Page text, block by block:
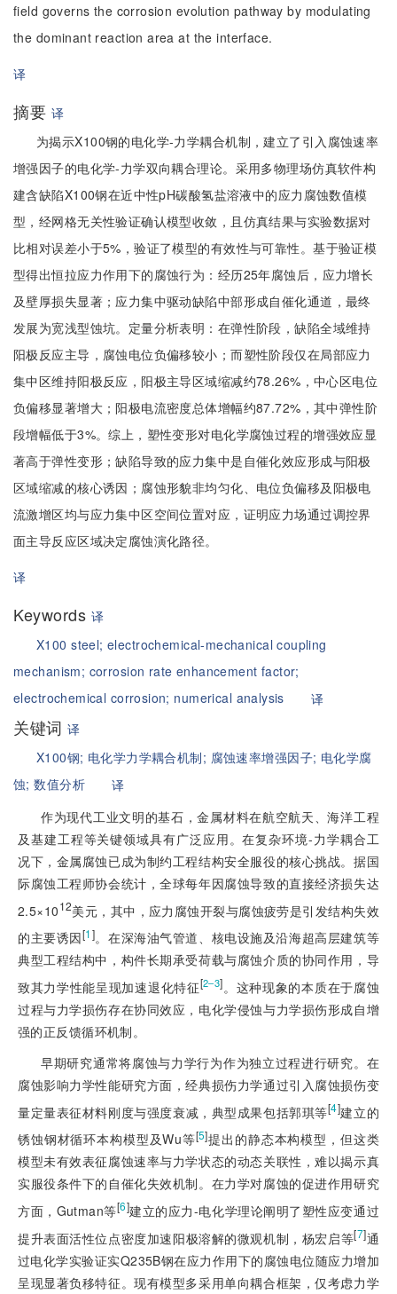
field governs the corrosion evolution pathway by modulating
the dominant reaction area at the interface.
译
摘要 译
为揭示X100钢的电化学-力学耦合机制，建立了引入腐蚀速率
增强因子的电化学-力学双向耦合理论。采用多物理场仿真软件构
建含缺陷X100钢在近中性pH碳酸氢盐溶液中的应力腐蚀数值模
型，经网格无关性验证确认模型收敛，且仿真结果与实验数据对
比相对误差小于5%，验证了模型的有效性与可靠性。基于验证模
型得出恒拉应力作用下的腐蚀行为：经历25年腐蚀后，应力增长
及壁厚损失显著；应力集中驱动缺陷中部形成自催化通道，最终
发展为宽浅型蚀坑。定量分析表明：在弹性阶段，缺陷全域维持
阳极反应主导，腐蚀电位负偏移较小；而塑性阶段仅在局部应力
集中区维持阳极反应，阳极主导区域缩减约78.26%，中心区电位
负偏移显著增大；阳极电流密度总体增幅约87.72%，其中弹性阶
段增幅低于3%。综上，塑性变形对电化学腐蚀过程的增强效应显
著高于弹性变形；缺陷导致的应力集中是自催化效应形成与阳极
区域缩减的核心诱因；腐蚀形貌非均匀化、电位负偏移及阳极电
流激增区均与应力集中区空间位置对应，证明应力场通过调控界
面主导反应区域决定腐蚀演化路径。
译
Keywords 译
X100 steel;electrochemical-mechanical coupling
mechanism; corrosion rate enhancement factor;
electrochemical corrosion; numerical analysis 译
关键词译
X100钢; 电化学力学耦合机制; 腐蚀速率增强因子; 电化学腐
蚀;数值分析
译
作为现代工业文明的基石，金属材料在航空航天、海洋工程
及基建工程等关键领域具有广泛应用。在复杂环境-力学耦合工
况下，金属腐蚀已成为制约工程结构安全服役的核心挑战。据国
际腐蚀工程师协会统计，全球每年因腐蚀导致的直接经济损失达
2.5×1012美元，其中，应力腐蚀开裂与腐蚀疲劳是引发结构失效
的主要诱因[1]。在深海油气管道、核电设施及沿海超高层建筑等
典型工程结构中，构件长期承受荷载与腐蚀介质的协同作用，导
致其力学性能呈现加速退化特征[2‒3]。这种现象的本质在于腐蚀
过程与力学损伤存在协同效应，电化学侵蚀与力学损伤形成自增
强的正反馈循环机制。
早期研究通常将腐蚀与力学行为作为独立过程进行研究。在
腐蚀影响力学性能研究方面，经典损伤力学通过引入腐蚀损伤变
量定量表征材料刚度与强度衰减，典型成果包括郭琪等[4]建立的
锈蚀钢材循环本构模型及Wu等[5]提出的静态本构模型，但这类
模型未有效表征腐蚀速率与力学状态的动态关联性，难以揭示真
实服役条件下的自催化失效机制。在力学对腐蚀的促进作用研究
方面，Gutman等[6]建立的应力-电化学理论阐明了塑性应变通过
提升表面活性位点密度加速阳极溶解的微观机制，杨宏启等[7]通
过电化学实验证实Q235B钢在应力作用下的腐蚀电位随应力增加
呈现显著负移特征。现有模型多采用单向耦合框架，仅考虑力学